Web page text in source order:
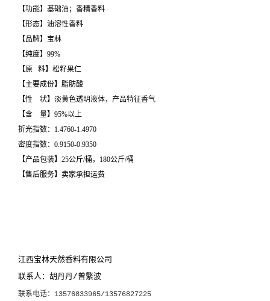
【功能】基础油；香精香料
【形态】油溶性香料
【品牌】宝林
【纯度】99%
【原 料】松籽果仁
【主要成份】脂肪酸
【性 状】淡黄色透明液体，产品特征香气
【含 量】95%以上
折光指数：1.4760-1.4970
密度指数：0.9150-0.9350
【产品包装】25公斤/桶，180公斤/桶
【售后服务】卖家承担运费
江西宝林天然香料有限公司
联系人：胡丹丹/曾繁波
联系电话： 13576833965/13576827225